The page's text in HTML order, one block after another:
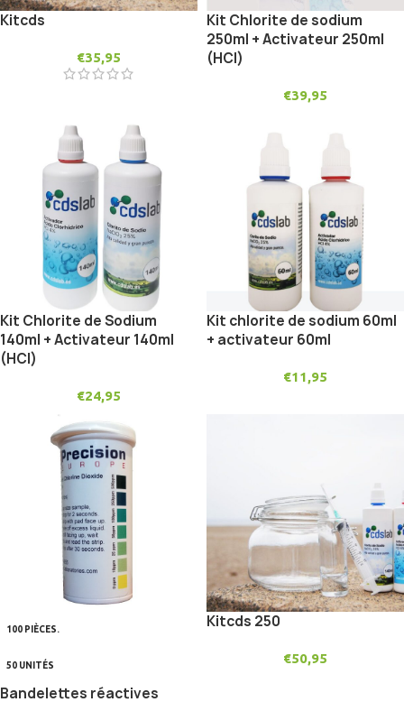
Kitcds
€35,95
Kit Chlorite de sodium
250ml + Activateur 250ml
(HCl)
€39,95
Kit Chlorite de Sodium
140ml + Activateur 140ml
(HCl)
€24,95
Kit chlorite de sodium 60ml
+ activateur 60ml
€11,95
100 PIÈCES.
50 UNITÉS
Bandelettes réactives
Kitcds 250
€50,95